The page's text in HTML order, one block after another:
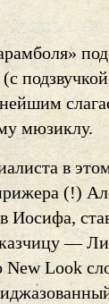
мюзиклу.
в
(!)
Иосифа,
—
New Look